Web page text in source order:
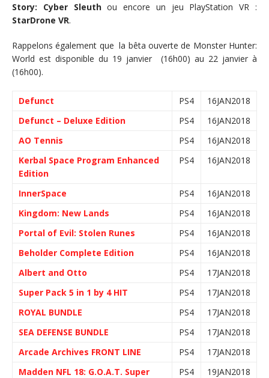
Story: Cyber Sleuthou encore un jeu PlayStation VR :
StarDrone VR.
Rappelons également que la bêta ouverte de Monster Hunter:
World est disponible du 19 janvier (16h00) au 22 janvier à
(16h00).
Defunct PS4
16JAN2018
Defunct – Deluxe Edition
PS4
16JAN2018
AO Tennis
PS4
16JAN2018
Kerbal Space Program Enhanced
Edition
PS4 16JAN2018
InnerSpace PS4
16JAN2018
Kingdom: New Lands
PS4
16JAN2018
Portal of Evil: Stolen Runes
PS4
16JAN2018
Beholder Complete Edition
PS4
16JAN2018
Albert and Otto
PS4
17JAN2018
Super Pack 5 in 1 by 4 HIT
PS4
17JAN2018
ROYAL BUNDLE
PS4
17JAN2018
SEA DEFENSE BUNDLE
PS4
17JAN2018
Arcade Archives FRONT LINE
PS4
17JAN2018
Madden NFL 18: G.O.A.T. Super
PS4 19JAN2018